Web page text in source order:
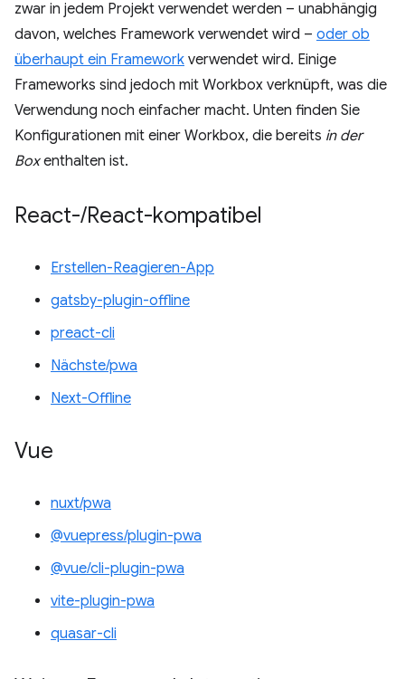
zwar in jedem Projekt verwendet werden – unabhängig
davon, welches Framework verwendet wird – oder ob
überhaupt ein Framework verwendet wird. Einige
Frameworks sind jedoch mit Workbox verknüpft, was die
Verwendung noch einfacher macht. Unten finden Sie
Konfigurationen mit einer Workbox, die bereits in der
Boxenthalten ist.
React-/React-kompatibel
Erstellen-Reagieren-App
gatsby-plugin-offline
preact-cli
Nächste/pwa
Next-Offline
Vue
nuxt/pwa
@vuepress/plugin-pwa
@vue/cli-plugin-pwa
vite-plugin-pwa
quasar-cli